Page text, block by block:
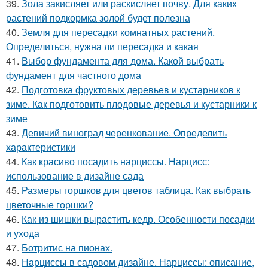
39. Зола закисляет или раскисляет почву. Для каких
растений подкормка золой будет полезна
40. Земля для пересадки комнатных растений.
Определиться, нужна ли пересадка и какая
41. Выбор фундамента для дома. Какой выбрать
фундамент для частного дома
42. Подготовка фруктовых деревьев и кустарников к
зиме. Как подготовить плодовые деревья и кустарники к
зиме
43. Девичий виноград черенкование. Определить
характеристики
44. Как красиво посадить нарциссы. Нарцисс:
использование в дизайне сада
45. Размеры горшков для цветов таблица. Как выбрать
цветочные горшки?
46. Как из шишки вырастить кедр. Особенности посадки
и ухода
47. Ботритис на пионах.
48. Нарциссы в садовом дизайне. Нарциссы: описание,